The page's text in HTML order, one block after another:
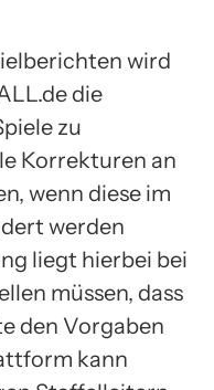
wird
die
zu
Korrekturen an
wenn diese im
werden
liegt hierbei bei
müssen, dass
den Vorgaben
kann